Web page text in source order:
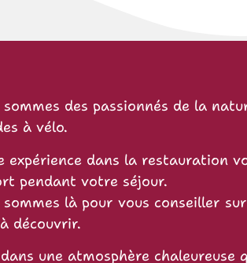
sommes des passionnés de la
à vélo.
expérience dans la restauration
pendant votre séjour.
sommes là pour vous conseiller
découvrir.
dans une atmosphère